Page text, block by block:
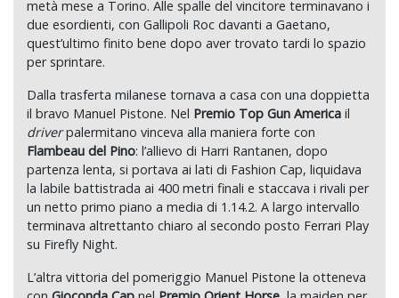
metà mese a Torino. Alle spalle del vincitore terminavano i
due esordienti, con Gallipoli Roc davanti a Gaetano,
quest’ultimo finito bene dopo aver trovato tardi lo spazio
per sprintare.
Dalla trasferta milanese tornava a casa con una doppietta
il bravo Manuel Pistone. Nel Premio Top Gun America il
driverpalermitano vinceva alla maniera forte con
Flambeau del Pino: l’allievo di Harri Rantanen, dopo
partenza lenta, si portava ai lati di Fashion Cap, liquidava
la labile battistrada ai 400 metri finali e staccava i rivali per
un netto primo piano a media di 1.14.2. A largo intervallo
terminava altrettanto chiaro al secondo posto Ferrari Play
su Firefly Night.
L’altra vittoria del pomeriggio Manuel Pistone la otteneva